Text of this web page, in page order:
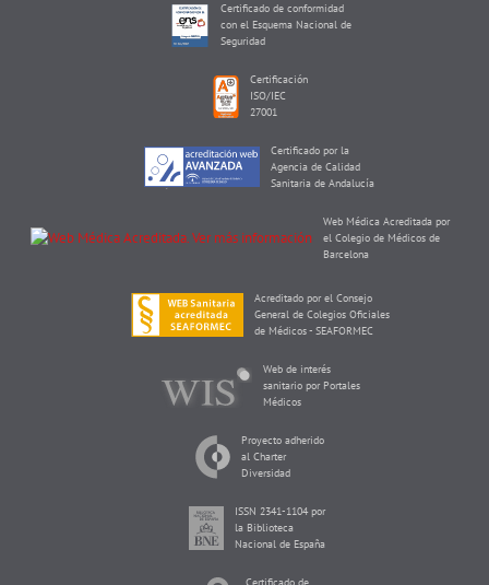
Certificado de conformidad
con el Esquema Nacional de
Seguridad
Certificación
ISO/IEC
27001
Certificado por la
Agencia de Calidad
Sanitaria de Andalucía
Web Médica Acreditada por
el Colegio de Médicos de
Barcelona
Acreditado por el Consejo
General de Colegios Oficiales
de Médicos - SEAFORMEC
Web de interés
sanitario por Portales
Médicos
Proyecto adherido
al Charter
Diversidad
ISSN 2341-1104 por
la Biblioteca
Nacional de España